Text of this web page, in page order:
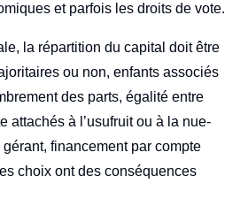
et parfois les droits de vote.
la répartition du capital doit être
ou non, enfants associés
des parts, égalité entre
attachés à l’usufruit ou à la nue-
financement par compte
choix ont des conséquences